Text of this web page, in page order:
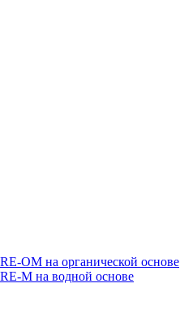
OM на органической основе
M на водной основе